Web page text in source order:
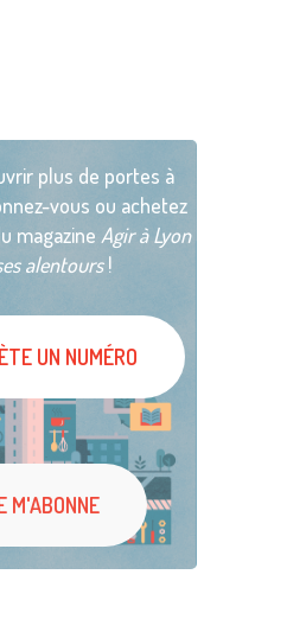
plus de portes à
vous ou achetez
magazine Agir à Lyon
alentours!
UN NUMÉRO
M'ABONNE